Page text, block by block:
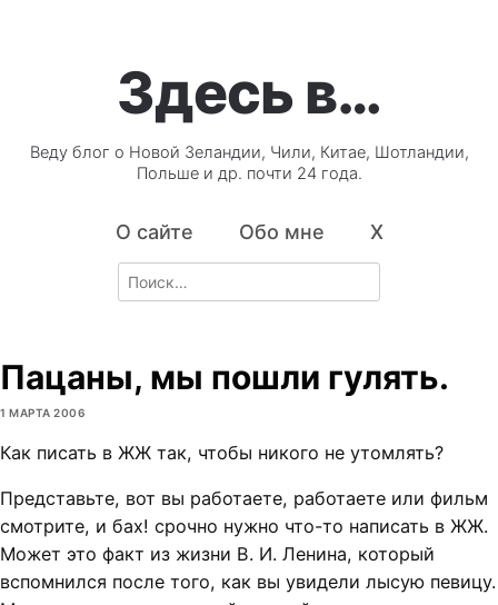
Здесь в…
Веду блог о Новой Зеландии, Чили, Китае, Шотландии,
Польше и др. почти 24 года.
О сайте Обо мне X
Search
for:
Пацаны, мы пошли гулять.
1 МАРТА 2006
Как писать в ЖЖ так, чтобы никого не утомлять?
Представьте, вот вы работаете, работаете или фильм
смотрите, и бах! срочно нужно что-то написать в ЖЖ.
Может это факт из жизни В. И. Ленина, который
вспомнился после того, как вы увидели лысую певицу.